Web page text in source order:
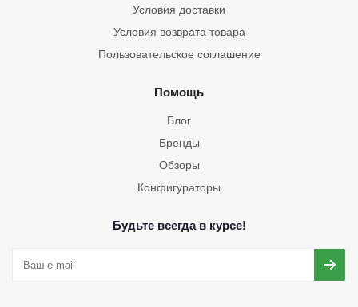
Условия доставки
Условия возврата товара
Пользовательское соглашение
Помощь
Блог
Бренды
Обзоры
Конфигураторы
Будьте всегда в курсе!